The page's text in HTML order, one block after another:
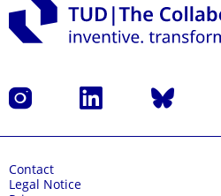
Instagram LinkedIn Bluesky
Contact
Legal Notice